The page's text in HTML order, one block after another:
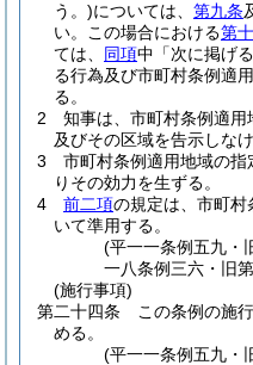
う。)については、 第九条
い。
この場合における第
ては、 同項中「次に掲げ
る行為及び市町村条例適
る。
2
知事は、市町村条例適
及びその区域を告示しな
3
市町村条例適用地域の指
りその効力を生ずる。
4
前二項の規定は、市町村
いて準用する。
(平一一条例五九・
一八条例三六・旧
(施行事項)
第二十四条
この条例の施
める。
(平一一条例五九・